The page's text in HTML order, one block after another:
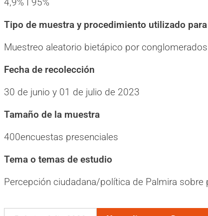
Tipo de muestra y procedimiento utilizado
Muestreo aleatorio bietápico por
Fecha de recolección
30 de junio y 01 de julio de 2023
Tamaño de la muestra
400encuestas presenciales
Tema o temas de estudio
Percepción ciudadana/política de Palmira sobre